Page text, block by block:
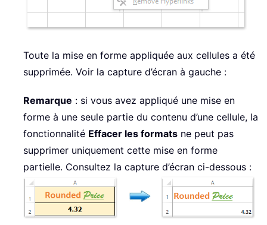
Toute la mise en forme appliquée aux cellules a été
supprimée. Voir la capture d’écran à gauche :
Remarque : si vous avez appliqué une mise en
forme à une seule partie du contenu d’une cellule, la
fonctionnalité Effacer les formats ne peut pas
supprimer uniquement cette mise en forme
partielle. Consultez la capture d’écran ci-dessous :